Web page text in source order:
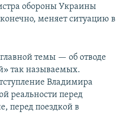
обороны Украины
меняет ситуацию в
темы — об отводе
так называемых.
Владимира
реальности перед
перед поездкой в